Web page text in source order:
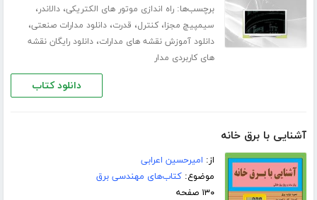
برچسب‌ها:راه اندازی موتور های الکتریکی،دالاندر،
سیمپیچ مجزا،کنترل، قدرت،دانلود مدارات صنعتی،
دانلود آموزش نقشه های مدارات،دانلود رایگان نقشه
های کاربردی مدار
دانلود کتاب
آشنایی با برق خانه
از: امیرحسین اعرابی
موضوع:کتاب‌های مهندسی برق
۱۳۰ صفحه